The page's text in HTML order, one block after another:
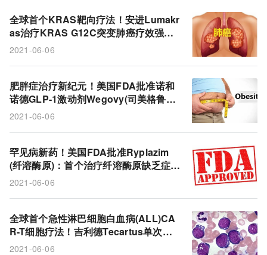
全球首个KRAS靶向疗法！安进Lumakr
as治疗KRAS G12C突变肺癌疗效强
劲：总生存期中位数达12.5个月!
2021-06-06
肥胖症治疗新纪元！美国FDA批准诺和
诺德GLP-1激动剂Wegovy(司美格鲁
肽，2.4mg)：治疗68周减重18%!
2021-06-06
罕见病新药！美国FDA批准Ryplazim
(纤溶酶原)：首个治疗纤溶酶原缺乏症的
药物!
2021-06-06
全球首个急性淋巴细胞白血病(ALL)CA
R-T细胞疗法！吉利德Tecartus单次输
注：完全缓解率71%!
2021-06-06